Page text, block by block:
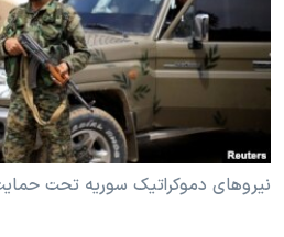
فرهنگ و زندگی
حقوق شهروندی
علم و فناوری
اسرائیل در جنگ
مستندها
انتخابات ریاست جمهوری آمریکا ۲۰۲۴
حمله جمهوری اسلامی به اسرائیل
رمز مهسا
ورزش زنان در ایران
دنبال کنید
زبانهای مختلف
نیروهای دموکراتیک سوریه تحت حمایت